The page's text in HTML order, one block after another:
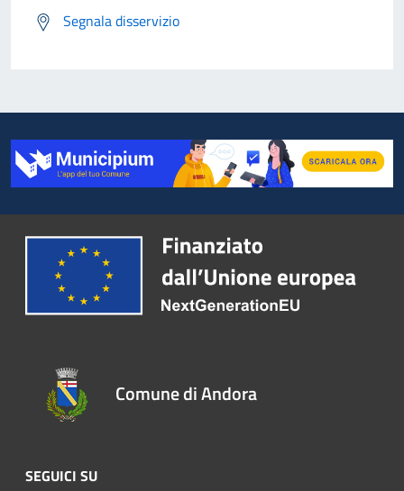
Segnala disservizio
Comune di Andora
SEGUICI SU